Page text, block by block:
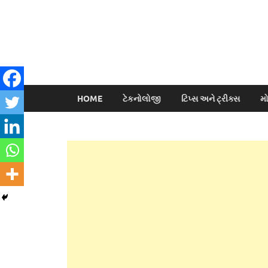
HOME ટેકનોલોજી ટિપ્સ અને ટ્રીક્સ